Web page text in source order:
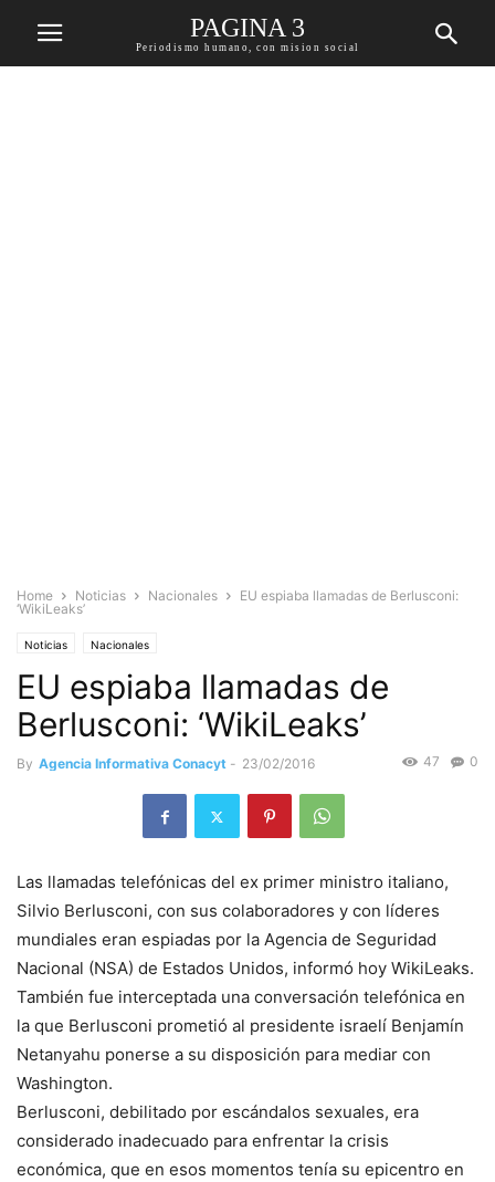
PAGINA 3
Periodismo humano, con mision social
Home Noticias Nacionales
EU espiaba llamadas de Berlusconi:
‘WikiLeaks’
Noticias Nacionales
EU espiaba llamadas de
Berlusconi: ‘WikiLeaks’
By Agencia Informativa Conacyt - 23/02/2016 0
47
Las llamadas telefónicas del ex primer ministro italiano,
Silvio Berlusconi, con sus colaboradores y con líderes
mundiales eran espiadas por la Agencia de Seguridad
Nacional (NSA) de Estados Unidos, informó hoy WikiLeaks.
También fue interceptada una conversación telefónica en
la que Berlusconi prometió al presidente israelí Benjamín
Netanyahu ponerse a su disposición para mediar con
Washington.
Berlusconi, debilitado por escándalos sexuales, era
considerado inadecuado para enfrentar la crisis
económica, que en esos momentos tenía su epicentro en